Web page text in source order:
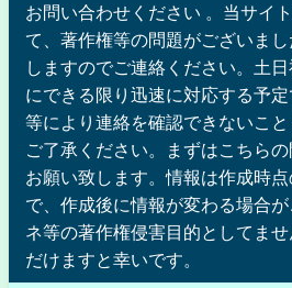
お問い合わせください 。当サイ
て、著作権等の問題がございま
しますのでご連絡ください。土
にできる限り迅速に対応する予
等により連絡を確認できないこと
ご了承ください。まずはこちら
お願い致します。情報は作成時
で、作成後に情報が変わる場合
ネ等の著作権侵害目的としてま
だけますと幸いです。